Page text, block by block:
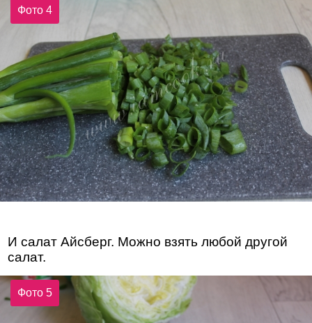
Фото 4
И салат Айсберг. Можно взять любой другой
салат.
Фото 5